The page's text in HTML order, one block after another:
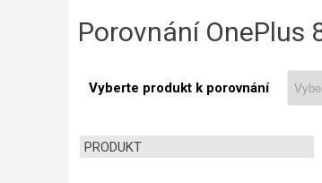
Porovnání OnePlus
Vyberte produkt k porovnání
PRODUKT